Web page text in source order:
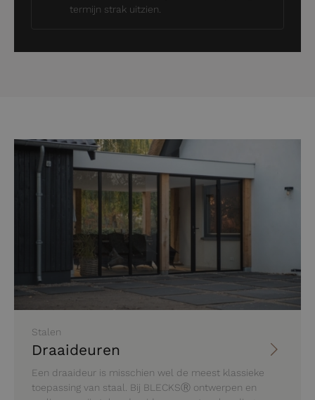
termijn strak uitzien.
Stalen
Draaideuren
Een draaideur is misschien wel de meest klassieke
toepassing van staal. Bij BLECKSⓇ ontwerpen en